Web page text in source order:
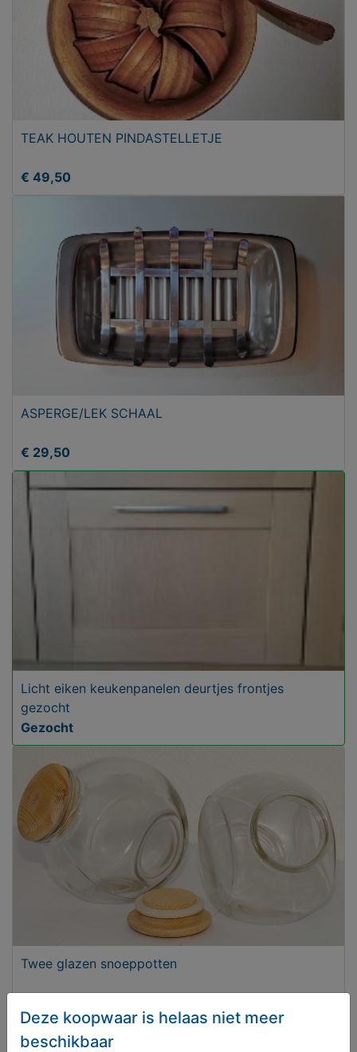
TEAK HOUTEN PINDASTELLETJE
€ 49,50
ASPERGE/LEK SCHAAL
€ 29,50
Licht eiken keukenpanelen deurtjes frontjes
gezocht
Gezocht
Twee glazen snoeppotten
Deze koopwaar is helaas niet meer
beschikbaar